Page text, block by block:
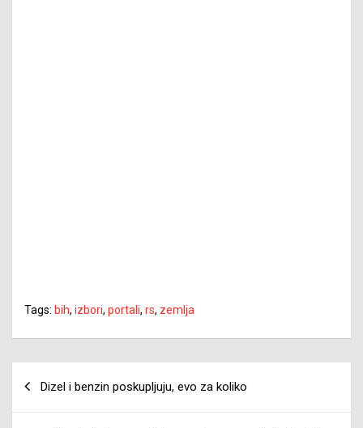
Tags: bih, izbori, portali, rs, zemlja
Dizel i benzin poskupljuju, evo za koliko